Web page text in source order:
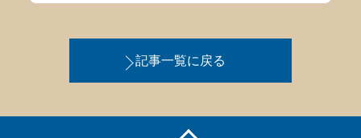
記事一覧に戻る